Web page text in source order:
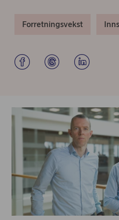
Forretningsvekst